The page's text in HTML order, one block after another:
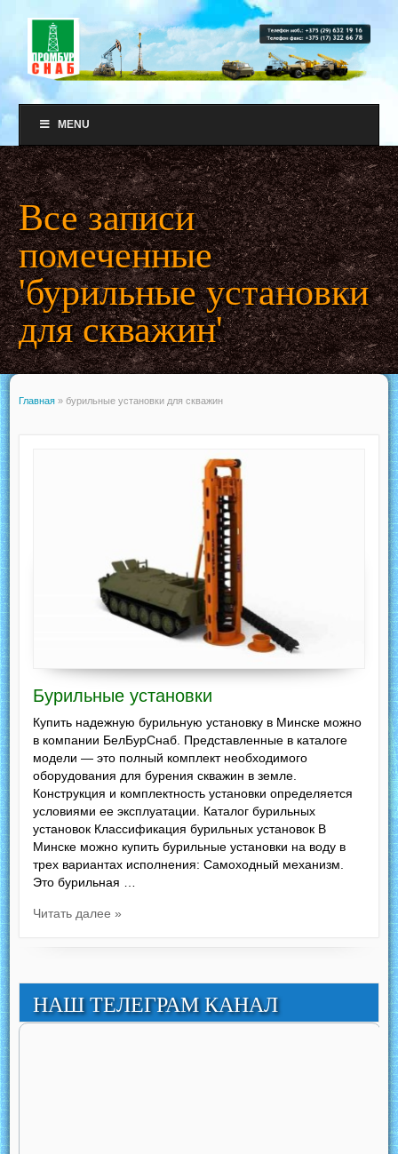
MENU
Все записи
помеченные
'бурильные установки
для скважин'
Главная » бурильные установки для скважин
Бурильные установки
Купить надежную бурильную установку в Минске можно
в компании БелБурСнаб. Представленные в каталоге
модели — это полный комплект необходимого
оборудования для бурения скважин в земле.
Конструкция и комплектность установки определяется
условиями ее эксплуатации. Каталог бурильных
установок Классификация бурильных установок В
Минске можно купить бурильные установки на воду в
трех вариантах исполнения: Самоходный механизм.
Это бурильная …
Читать далее »
НАШ ТЕЛЕГРАМ КАНАЛ